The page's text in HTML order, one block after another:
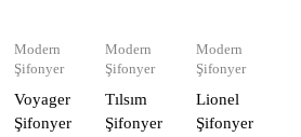
Modern
Şifonyer
Voyager
Şifonyer
Modern
Şifonyer
Tılsım
Şifonyer
Modern
Şifonyer
Lionel
Şifonyer